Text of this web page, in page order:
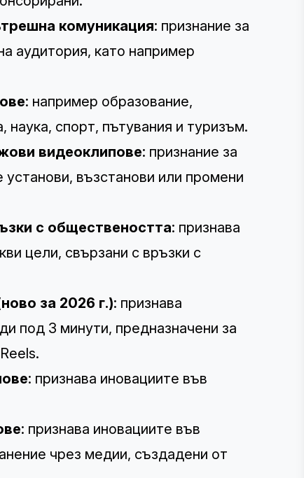
комуникация: признание за
аудитория, като например
: например образование,
наука, спорт, пътувания и туризъм.
видеоклипове: признание за
възстанови или промени
с обществеността: признава
цели, свързани с връзки с
за 2026 г.): признава
под 3 минути, предназначени за
: признава иновациите във
: признава иновациите във
чрез медии, създадени от